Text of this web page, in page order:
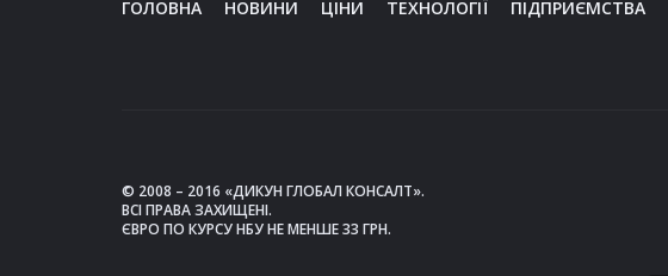
ГОЛОВНА НОВИНИ ЦІНИ ТЕХНОЛОГІЇ ПІДПРИЄМСТВА
© 2008 – 2016 «ДИКУН ГЛОБАЛ КОНСАЛТ».
ВСІ ПРАВА ЗАХИЩЕНІ.
ЄВРО ПО КУРСУ НБУ НЕ МЕНШЕ 33 ГРН.